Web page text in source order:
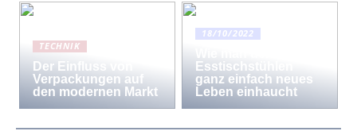
TECHNIK
Der Einfluss von
Verpackungen auf
den modernen Markt
18/10/2022
Esstischstühlen
ganz einfach neues
Leben einhaucht